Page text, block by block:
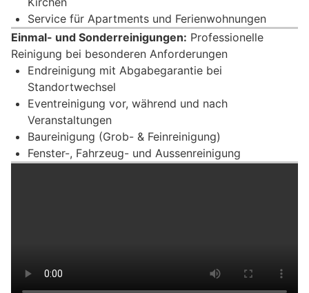
Service für Apartments und Ferienwohnungen
Einmal- und Sonderreinigungen: Professionelle
Reinigung bei besonderen Anforderungen
Endreinigung mit Abgabegarantie bei
Standortwechsel
Eventreinigung vor, während und nach
Veranstaltungen
Baureinigung (Grob- & Feinreinigung)
Fenster-, Fahrzeug- und Aussenreinigung